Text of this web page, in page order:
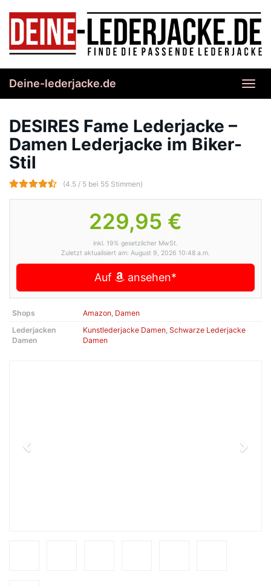
content
Deine-lederjacke.de
DESIRES Fame Lederjacke –
Damen Lederjacke im Biker-
Stil
(4.5 / 5 bei 55 Stimmen)
229,95 €
inkl. 19% gesetzlicher MwSt.
Zuletzt aktualisiert am: August 9, 2026 10:48 a.m.
Auf ansehen*
Shops Amazon, Damen
Lederjacken
Damen
Kunstlederjacke Damen, Schwarze Lederjacke
Damen